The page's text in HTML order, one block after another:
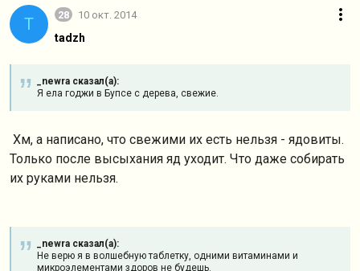
T 28 10 окт. 2014
tadzh
_newra сказал(а):
Я ела годжи в Бупсе с дерева, свежие.
Хм, а написано, что свежими их есть нельзя - ядовиты.
Только после высыхания яд уходит. Что даже собирать
их руками нельзя.
_newra сказал(а):
Не верю я в волшебную таблетку, одними витаминами и
микроэлементами здоров не будешь.